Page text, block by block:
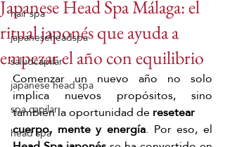
hair spa
japaneseheadspa
saludcapilar
japanese head spa
spa capilar
head spa
Japanese Head Spa Málaga: el
ritual japonés que ayuda a
empezar el año con equilibrio
Comenzar un nuevo año no solo
implica nuevos propósitos, sino
también la oportunidad de resetear
cuerpo, mente y energía